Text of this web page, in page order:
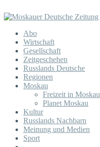
Abo
Wirtschaft
Gesellschaft
Zeitgeschehen
Russlands Deutsche
Regionen
Moskau
Freizeit in Moskau
Planet Moskau
Kultur
Russlands Nachbarn
Meinung und Medien
Sport